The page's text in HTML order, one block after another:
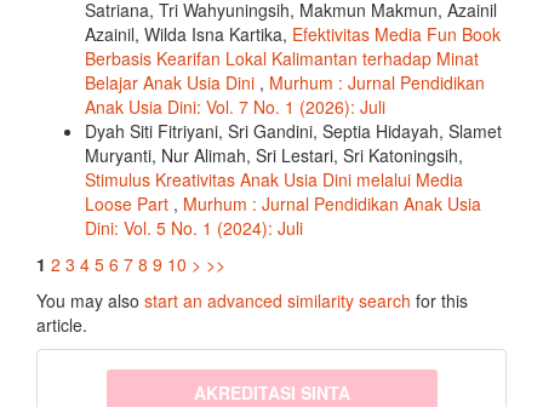
Satriana, Tri Wahyuningsih, Makmun Makmun, Azainil
Azainil, Wilda Isna Kartika, Efektivitas Media Fun Book
Berbasis Kearifan Lokal Kalimantan terhadap Minat
Belajar Anak Usia Dini , Murhum : Jurnal Pendidikan
Anak Usia Dini: Vol. 7 No. 1 (2026): Juli
Dyah Siti Fitriyani, Sri Gandini, Septia Hidayah, Slamet
Muryanti, Nur Alimah, Sri Lestari, Sri Katoningsih,
Stimulus Kreativitas Anak Usia Dini melalui Media
Loose Part , Murhum : Jurnal Pendidikan Anak Usia
Dini: Vol. 5 No. 1 (2024): Juli
1 2 3 4 5 6 7 8 9 10 > >>
You may also start an advanced similarity search for this
article.
sinta3 AKREDITASI SINTA